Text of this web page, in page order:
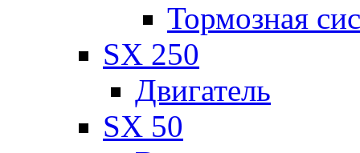
Тормозная
SX 250
Двигатель
SX 50